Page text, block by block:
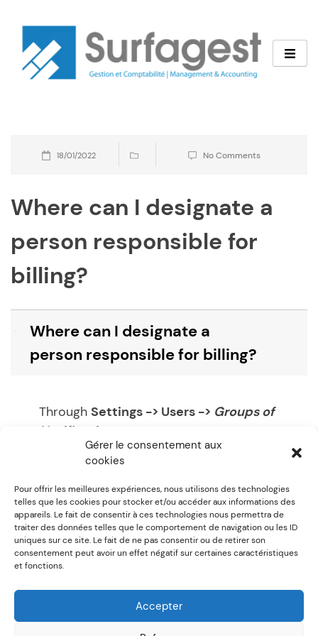
Gérer le consentement aux
cookies
Pour offrir les meilleures expériences, nous utilisons des technologies
telles que les cookies pour stocker et/ou accéder aux informations des
appareils. Le fait de consentir à ces technologies nous permettra de
traiter des données telles que le comportement de navigation ou les ID
uniques sur ce site. Le fait de ne pas consentir ou de retirer son
consentement peut avoir un effet négatif sur certaines caractéristiques
et fonctions.
Accepter
content
18/01/2022 No Comments
Where can I designate a
person responsible for
billing?
Where can I designate a
person responsible for billing?
Through Settings -> Users -> Groups of
Notification
0
0
Post
Previous:Where can I
designate a person
responsible for deliveries?
Next: What does it entail to
(e.g. Person responsible for
Billing or Person responsible
for Deliveries?)